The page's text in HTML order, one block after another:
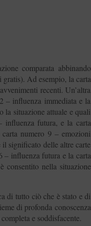
comparata abbinando
Ad esempio, la carta
recenti. Un’altra
– influenza immediata e la
la situazione attuale e quali
influenza futura, e la carta
numero 9 – emozioni
significato delle altre carte
– influenza futura e la carta
nella situazione
di tutto ciò che è stato e di
di profonda conoscenza
e soddisfacente.